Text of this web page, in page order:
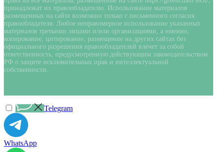
принадлежат их правообладателю. Использование материалов
размещенных на сайте возможно только с письменного согласия
правообладателя. Любое неправомерное использование указанных
материалов третьими лицами и/или организациями, а именно,
копирование, цитирование, размещение на других сайтах без
официального разрешения правообладателей влечет за собой
ответственность, предусмотренную действующим законодательством
РФ о защите исключительных прав и интеллектуальной
собственности.
Telegram
WhatsApp